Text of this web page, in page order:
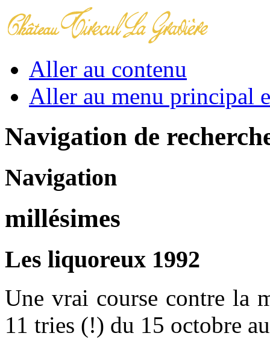
Aller au contenu
Aller au menu principal
Navigation de
Navigation
millésimes
Les liquoreux 1992
Une vrai course contre la
11 tries (!) du 15 octobre